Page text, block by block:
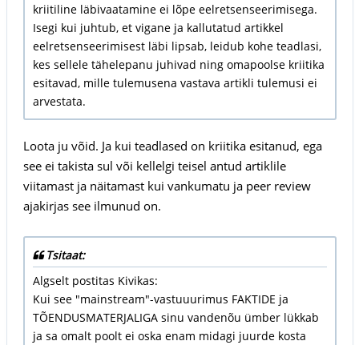
kriitiline läbivaatamine ei lõpe eelretsenseerimisega.
Isegi kui juhtub, et vigane ja kallutatud artikkel
eelretsenseerimisest läbi lipsab, leidub kohe teadlasi,
kes sellele tähelepanu juhivad ning omapoolse kriitika
esitavad, mille tulemusena vastava artikli tulemusi ei
arvestata.
Loota ju võid. Ja kui teadlased on kriitika esitanud, ega
see ei takista sul või kellelgi teisel antud artiklile
viitamast ja näitamast kui vankumatu ja peer review
ajakirjas see ilmunud on.
Tsitaat:
Algselt postitas Kivikas:
Kui see "mainstream"-vastuuurimus FAKTIDE ja
TÕENDUSMATERJALIGA sinu vandenõu ümber lükkab
ja sa omalt poolt ei oska enam midagi juurde kosta